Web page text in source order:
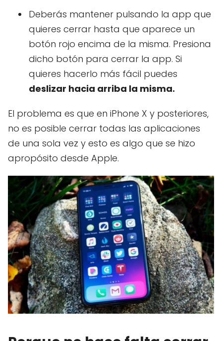
Deberás mantener pulsando la app que
quieres cerrar hasta que aparece un
botón rojo encima de la misma. Presiona
dicho botón para cerrar la app. Si
quieres hacerlo más fácil puedes
deslizar hacia arriba la misma.
El problema es que en iPhone X y posteriores,
no es posible cerrar todas las aplicaciones
de una sola vez y esto es algo que se hizo
apropósito desde Apple.